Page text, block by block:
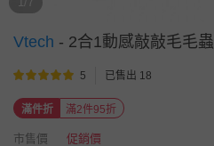
Vtech - 2合1動感敲敲毛毛蟲
5 已售出 18
滿件折 滿2件95折
市售價 促銷價